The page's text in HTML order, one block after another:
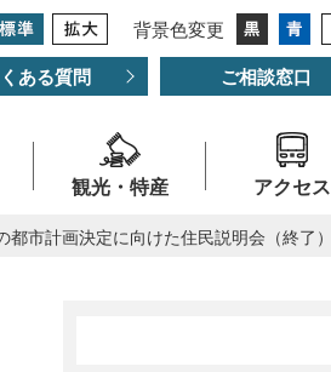
背景色変更
ある質問 ご相談窓口
観光・特産 アクセス
市計画決定に向けた住民説明会（終了）